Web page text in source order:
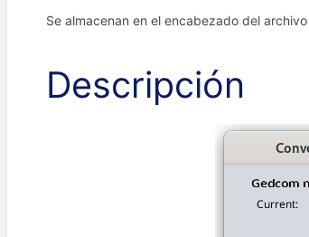
Se almacenan en el encabezado del
Descripción